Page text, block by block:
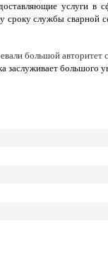
услуги в
сроку службы сварной
большой авторитет
заслуживает большого